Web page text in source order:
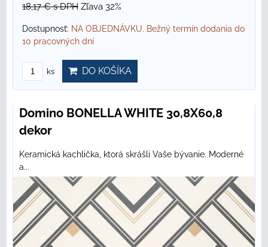
18,17 €s DPH Zľava 32%
Dostupnosť: NA OBJEDNÁVKU. Bežný termín dodania do
10 pracovných dní
ks DO KOŠÍKA
Domino BONELLA WHITE 30,8X60,8
dekor
Keramická kachlička, ktorá skrášli Vaše bývanie. Moderné
a...